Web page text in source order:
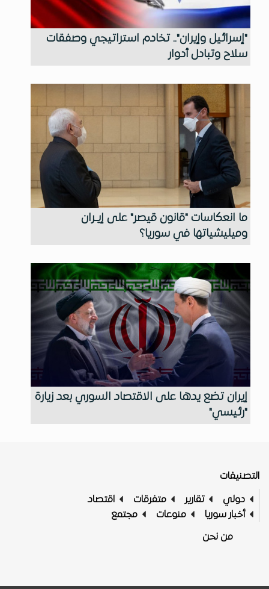
"إسرائيل وإيران".. تخادم استراتيجي وصفقات
سلاح وتبادل أدوار
ما انعكاسات "قانون قيصر" على إيـران
وميليشياتها في سوريا؟
إيران تضع يدها على الاقتصاد السوري بعد زيارة
"رئيسي"
التصنيفات
دولي
تقارير متفرقات
اقتصاد
أخبار سوريا
منوعات
مجتمع
من نحن